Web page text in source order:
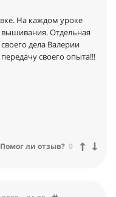
На каждом уроке
вышивания. Отдельная
дела Валерии
своего опыта!!!
Помог ли отзыв? 0